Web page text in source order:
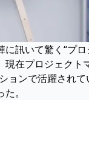
訊いて驚く“プ
現在プロジェクト
ョンで活躍され
。